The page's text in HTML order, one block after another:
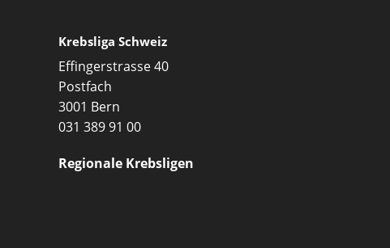
Krebsliga Schweiz
Effingerstrasse 40
Postfach
3001 Bern
031 389 91 00
Regionale Krebsligen